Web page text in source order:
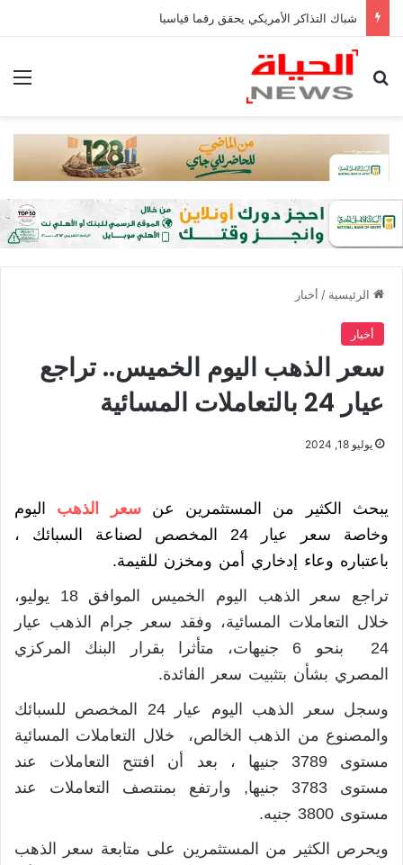
شباك التذاكر الأمريكي يحقق رقما قياسيا
بحث عن
الرئيسية / أخبار
أخبار
سعر الذهب اليوم الخميس.. تراجع
عيار 24 بالتعاملات المسائية
يوليو 18, 2024
يبحث الكثير من المستثمرين عن سعر الذهب
اليوم
وخاصة سعر عيار 24 المخصص لصناعة السبائك ،
باعتباره وعاء إدخاري أمن ومخزن للقيمة.
تراجع سعر الذهب اليوم الخميس الموافق 18 يوليو،
خلال التعاملات المسائية، وفقد سعر جرام الذهب عيار
24 بنحو 6 جنيهات، متأثرا بقرار البنك المركزي
المصري بشأن بتثبيت سعر الفائدة.
وسجل سعر الذهب اليوم عيار 24 المخصص للسبائك
والمصنوع من الذهب الخالص، خلال التعاملات المسائية
مستوى 3789 جنيها ، بعد أن افتتح التعاملات عند
مستوى 3783 جنيها, وارتفع بمنتصف التعاملات عند
مستوى 3800 جنيه.
ويحرص الكثير من المستثمرين على متابعة سعر الذهب